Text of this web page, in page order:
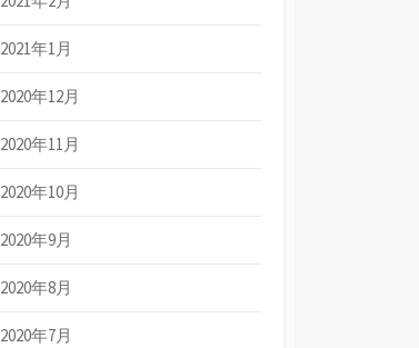
2021年1月
2020年12月
2020年11月
2020年10月
2020年9月
2020年8月
2020年7月